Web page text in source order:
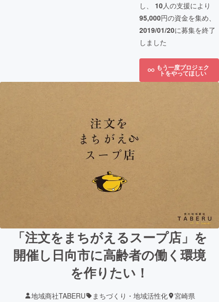
し、 10人の支援により
95,000円の資金を集め、
2019/01/20に募集を終了
しました
もう一度プロジェク
トをやってほしい
「注文をまちがえるスープ店」を
開催し日向市に高齢者の働く環境
を作りたい！
地域商社TABERU まちづくり・地域活性化 宮崎県